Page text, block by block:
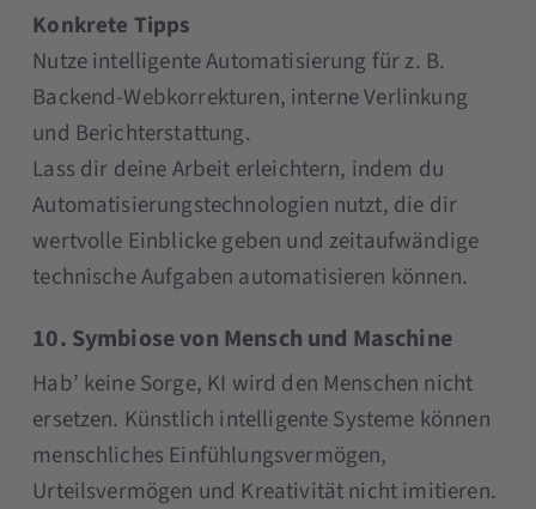
Konkrete Tipps
Nutze intelligente Automatisierung für z. B.
Backend-Webkorrekturen, interne Verlinkung
und Berichterstattung.
Lass dir deine Arbeit erleichtern, indem du
Automatisierungstechnologien nutzt, die dir
wertvolle Einblicke geben und zeitaufwändige
technische Aufgaben automatisieren können.
10. Symbiose von Mensch und Maschine
Hab’ keine Sorge, KI wird den Menschen nicht
ersetzen. Künstlich intelligente Systeme können
menschliches Einfühlungsvermögen,
Urteilsvermögen und Kreativität nicht imitieren.